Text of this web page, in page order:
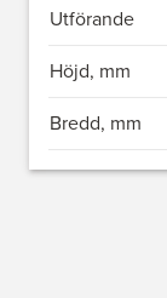
Utförande
Höjd, mm
Bredd, mm